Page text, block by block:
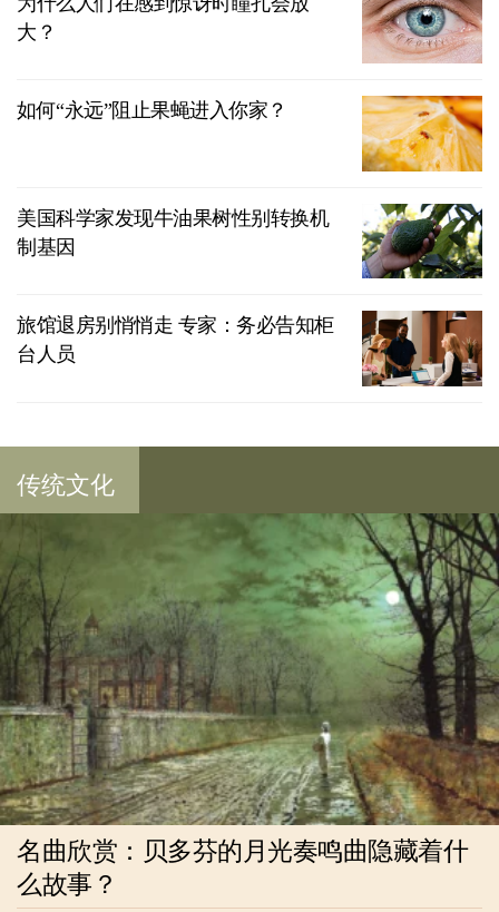
大？
如何“永远”阻止果蝇进入你家？
美国科学家发现牛油果树性别转换机
制基因
旅馆退房别悄悄走 专家：务必告知柜
台人员
传统文化
名曲欣赏：贝多芬的月光奏鸣曲隐藏着什
么故事？